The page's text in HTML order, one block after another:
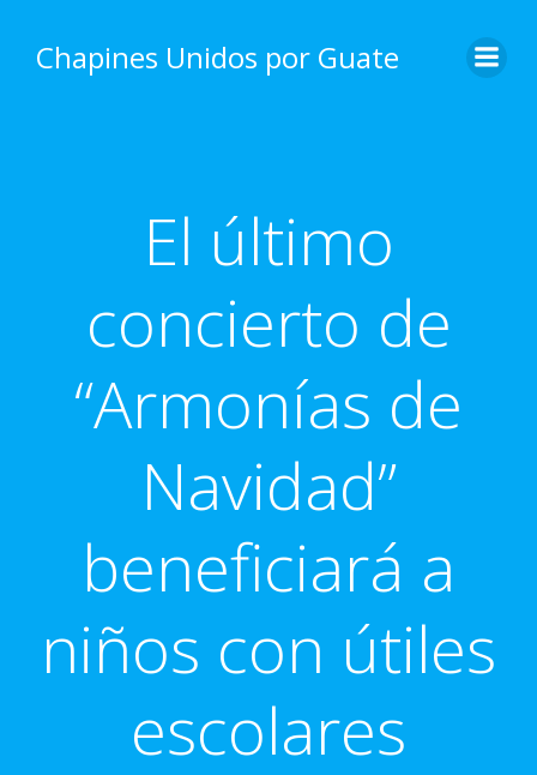
content
Chapines Unidos por Guate
El último
concierto de
“Armonías de
Navidad”
beneficiará a
niños con útiles
escolares